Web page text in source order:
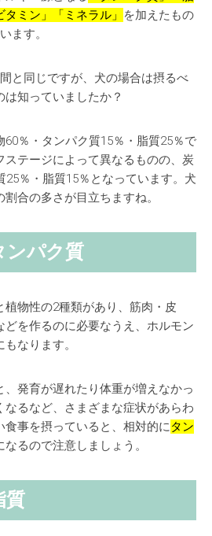
ミン」「ミネラル」
を加えたもの
ます。
と同じですが、犬の場合は摂るべ
知っていましたか？
60％・タンパク質15％・脂質25％で
テージによって異なるものの、 炭
25％・脂質15％ となっています。犬
合の多さが目立ちますね。
ンパク質
植物性の2種類があり、筋肉・皮
どを作るのに必要なうえ、ホルモン
なります。
、発育が遅れたり体重が増えなかっ
なるなど、さまざまな症状があらわ
事を摂っていると、相対的に タン
るので注意しましょう。
質